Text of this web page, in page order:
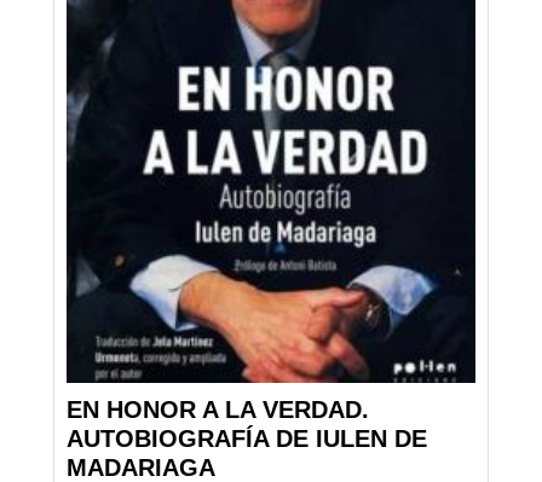
EN HONOR A LA VERDAD.
AUTOBIOGRAFÍA DE IULEN DE
MADARIAGA